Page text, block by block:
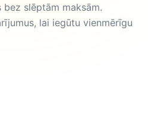
slēptām maksām.
lai iegūtu vienmērīgu